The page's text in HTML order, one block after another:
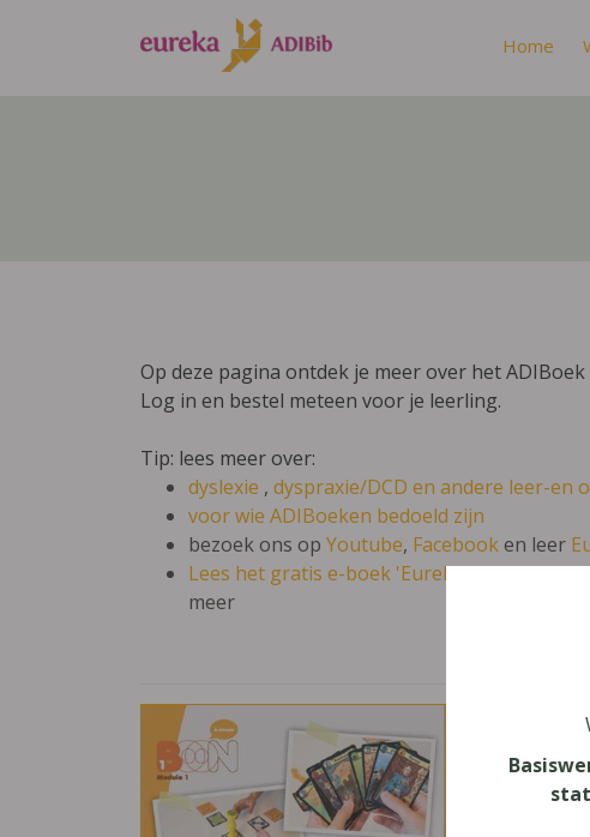
Home
Op deze pagina ontdek je meer over het ADIBoek
Log in en bestel meteen voor je leerling.
Tip: lees meer over:
dyslexie , dyspraxie/DCD en andere leer-en
voor wie ADIBoeken bedoeld zijn
bezoek ons op Youtube, Facebooken leer
Lees het gratis e-boek 'Eureka: leren en
meer
Boon
Vak
Nederlands